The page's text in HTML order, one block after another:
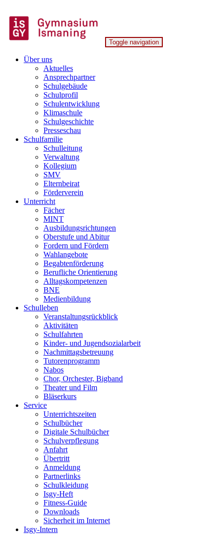
to
content
Gymnasium Ismaning
Toggle navigation
Über uns
Aktuelles
Ansprechpartner
Schulgebäude
Schulprofil
Schulentwicklung
Klimaschule
Schulgeschichte
Presseschau
Schulfamilie
Schulleitung
Verwaltung
Kollegium
SMV
Elternbeirat
Förderverein
Unterricht
Fächer
MINT
Ausbildungsrichtungen
Oberstufe und Abitur
Fordern und Fördern
Wahlangebote
Begabtenförderung
Berufliche Orientierung
Alltagskompetenzen
BNE
Medienbildung
Schulleben
Veranstaltungsrückblick
Aktivitäten
Schulfahrten
Kinder- und Jugendsozialarbeit
Nachmittagsbetreuung
Tutorenprogramm
Nabos
Chor, Orchester, Bigband
Theater und Film
Bläserkurs
Service
Unterrichtszeiten
Schulbücher
Digitale Schulbücher
Schulverpflegung
Anfahrt
Übertritt
Anmeldung
Partnerlinks
Schulkleidung
Isgy-Heft
Fitness-Guide
Downloads
Sicherheit im Internet
Isgy-Intern